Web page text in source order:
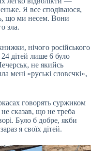
Я все сподіваюся,
що ми несем. Вони
зла.
нічого російського
дітей лише 6 було
не якийсь
мені «руські словєчкі»,
говорять суржиком
сказав, що не треба
Було б добре, якби
я своїх дітей.